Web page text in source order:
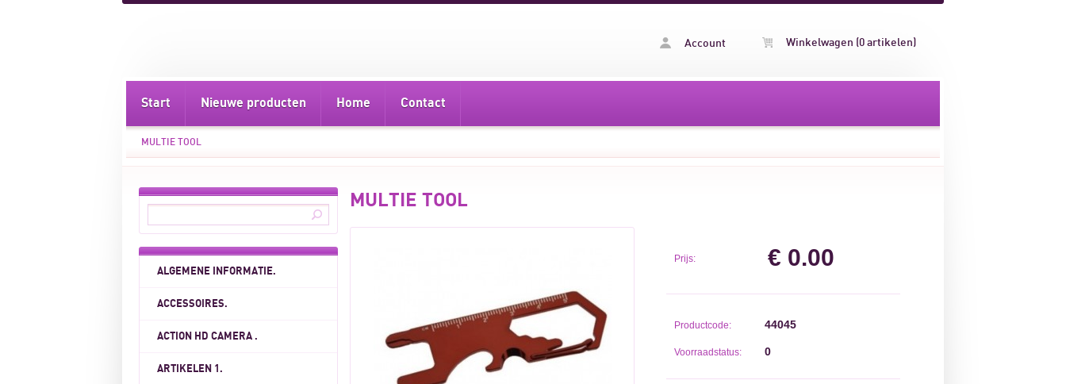
Account Winkelwagen (0 artikelen)
Start Nieuwe producten Home Contact
MULTIE TOOL
ALGEMENE INFORMATIE.
ACCESSOIRES.
ACTION HD CAMERA .
ARTIKELEN 1.
MULTIE TOOL
Prijs: € 0.00
Productcode: 44045
Voorraadstatus: 0